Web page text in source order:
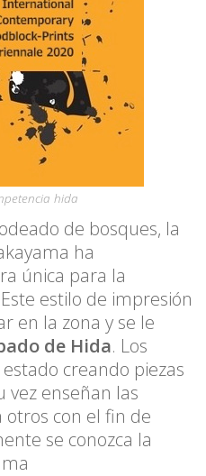
hida
de bosques, la
ha
única para la
estilo de impresión
en la zona y se le
de Hida. Los
creando piezas
vez enseñan las
otros con el fin de
se conozca la